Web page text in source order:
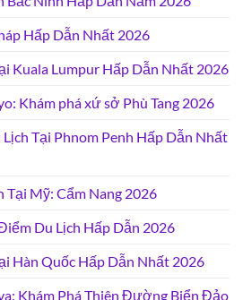
Hấp Dẫn Nhất 2026
Kuala Lumpur Hấp Dẫn Nhất 2026
Khám phá xứ sở Phù Tang 2026
Tại Phnom Penh Hấp Dẫn Nhất
Tại Mỹ: Cẩm Nang 2026
Du Lịch Hấp Dẫn 2026
Hàn Quốc Hấp Dẫn Nhất 2026
Khám Phá Thiên Đường Biển Đảo